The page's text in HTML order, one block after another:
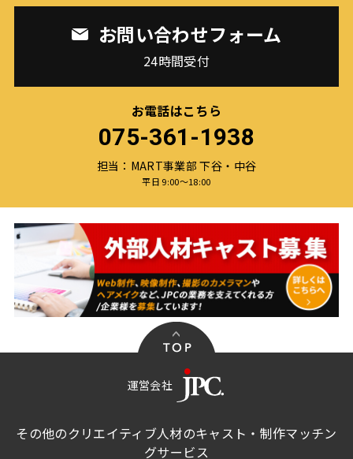
お問い合わせフォーム
24時間受付
お電話はこちら
075-361-1938
担当：MART事業部 下谷・中谷
平日 9:00〜18:00
運営会社
その他のクリエイティブ人材のキャスト・制作マッチン
グサービス